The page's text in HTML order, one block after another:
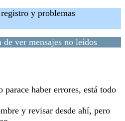
y problemas
ver mensajes no leídos
haber errores, está todo
y revisar desde ahí, pero